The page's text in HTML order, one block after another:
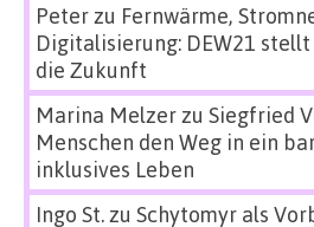
Peterzu Fernwärme,
Digitalisierung: DEW21
die Zukunft
Marina Melzerzu Siegfried
Menschen den Weg in ein
inklusives Leben
Ingo St.zu Schytomyr als